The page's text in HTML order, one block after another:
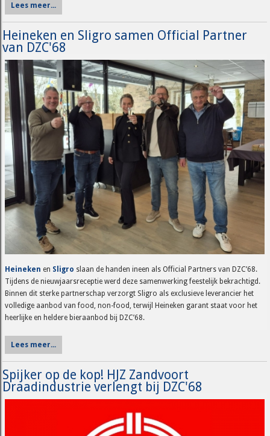
Lees meer...
Heineken en Sligro samen Official Partner
van DZC'68
Heineken en Sligro slaan de handen ineen als Official Partners van DZC’68.
Tijdens de nieuwjaarsreceptie werd deze samenwerking feestelijk bekrachtigd.
Binnen dit sterke partnerschap verzorgt Sligro als exclusieve leverancier het
volledige aanbod van food, non-food, terwijl Heineken garant staat voor het
heerlijke en heldere bieraanbod bij DZC’68.
Lees meer...
Spijker op de kop! HJZ Zandvoort
Draadindustrie verlengt bij DZC'68